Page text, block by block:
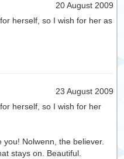
20 August 2009
herself, so I wish for her as
23 August 2009
herself, so I wish for her
you! Nolwenn, the believer.
stays on. Beautiful.